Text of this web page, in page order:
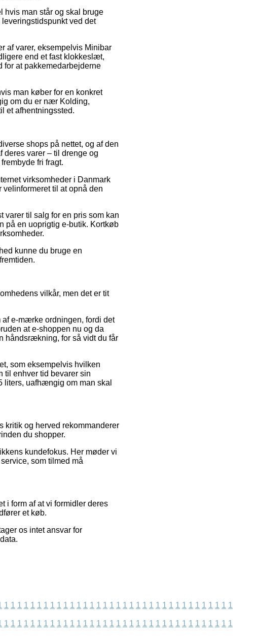
hvis man står og skal bruge
ved det
af varer, eksempelvis Minibar
end et fast klokkeslæt,
for at pakkemedarbejderne
man køber for en konkret
om du er nær Kolding,
et afhentningssted.
shops på nettet, og af den
deres varer – til drenge og
fri fragt.
virksomheder i Danmark
til at opnå den
til salg for en pris som kan
på en uoprigtig e-butik. Kortkøb
kunne du bruge en
vilkår, men det er tit
e-mærke ordningen, fordi det
at e-shoppen nu og da
håndsrækning, for så vidt du får
som eksempelvis hvilken
til enhver tid bevarer sin
liters, uafhængig om man skal
kritik og herved rekommanderer
du shopper.
kundefokus. Her møder vi
som tilmed må
i form af at vi formidler deres
et køb.
os intet ansvar for
1 1 1 1 1 1 1 1 1 1 1 1 1 1 1 1 1 1 1 1 1 1 1 1 1 1 1 1 1 1 1 1 1 1 1
1 1 1 1 1 1 1 1 1 1 1 1 1 1 1 1 1 1 1 1 1 1 1 1 1 1 1 1 1 1 1 1 1 1 1